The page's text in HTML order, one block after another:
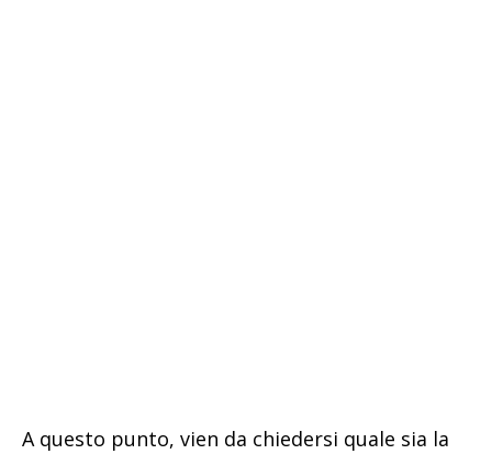
A questo punto, vien da chiedersi quale sia la